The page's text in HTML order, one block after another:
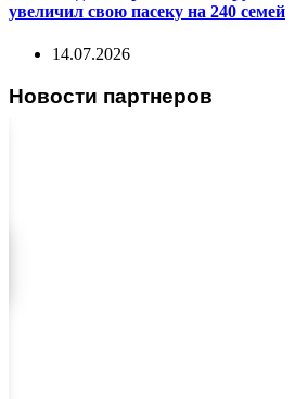
увеличил свою пасеку на 240 семей
14.07.2026
Новости партнеров